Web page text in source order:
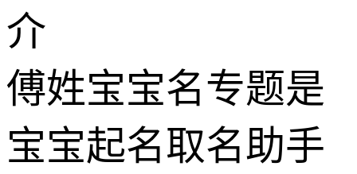
介
傅姓宝宝名专题是
宝宝起名取名助手